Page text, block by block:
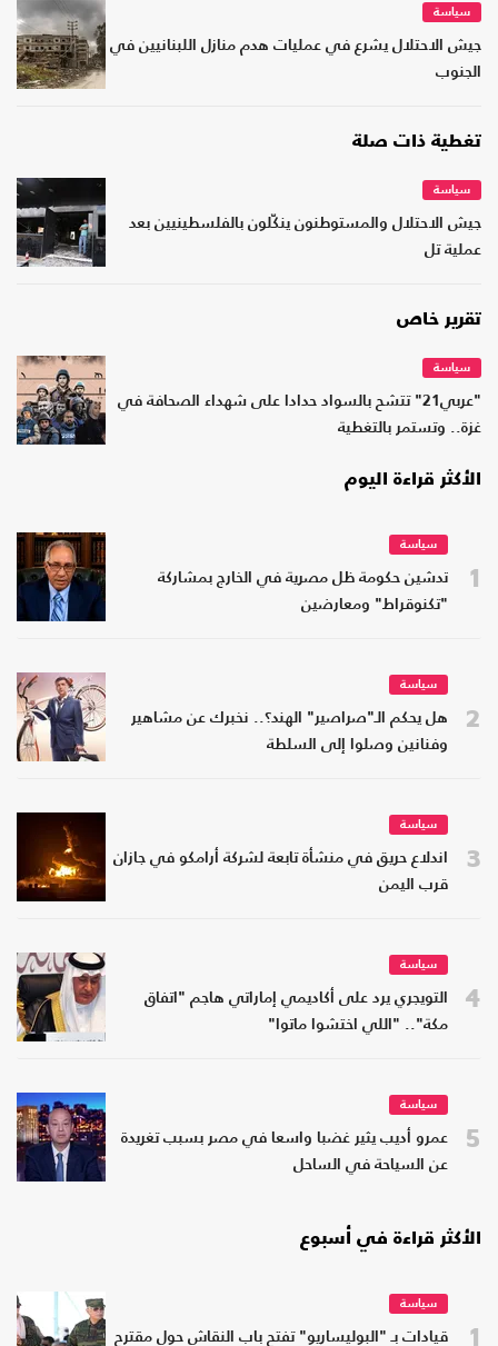
سياسة
جيش الاحتلال يشرع في عمليات هدم منازل اللبنانيين في
الجنوب
تغطية ذات صلة
سياسة
جيش الاحتلال والمستوطنون ينكّلون بالفلسطينيين بعد
عملية تل
تقرير خاص
سياسة
"عربي21" تتشح بالسواد حدادا على شهداء الصحافة في
غزة.. وتستمر بالتغطية
الأكثر قراءة اليوم
1
سياسة
تدشين حكومة ظل مصرية في الخارج بمشاركة
"تكنوقراط" ومعارضين
2
سياسة
هل يحكم الـ"صراصير" الهند؟.. نخبرك عن مشاهير
وفنانين وصلوا إلى السلطة
3
سياسة
اندلاع حريق في منشأة تابعة لشركة أرامكو في جازان
قرب اليمن
4
سياسة
التويجري يرد على أكاديمي إماراتي هاجم "اتفاق
مكة".. "اللي اختشوا ماتوا"
5
سياسة
عمرو أديب يثير غضبا واسعا في مصر بسبب تغريدة
عن السياحة في الساحل
الأكثر قراءة في أسبوع
1
سياسة
قيادات بـ "البوليساريو" تفتح باب النقاش حول مقترح